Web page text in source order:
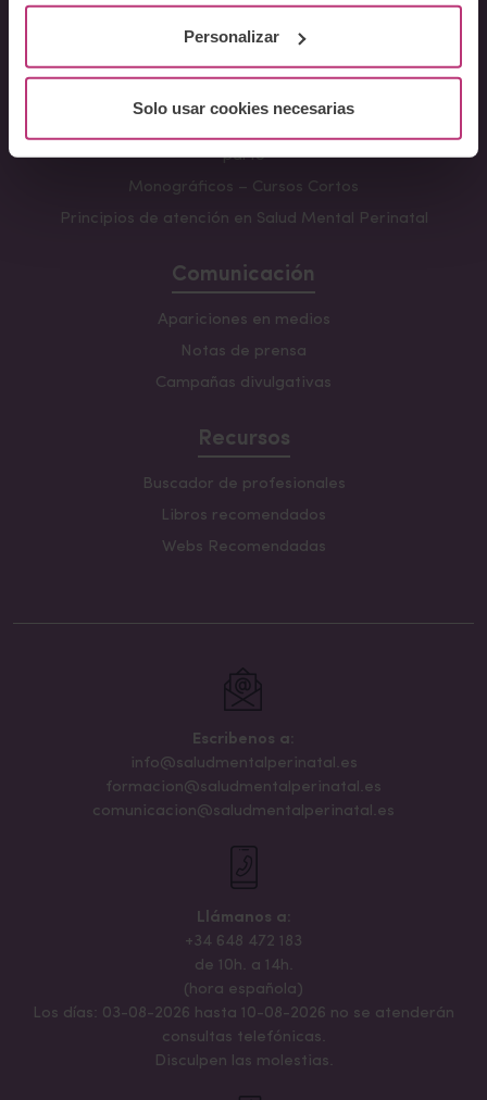
Personalizar
Solo usar cookies necesarias
Herramientas de Psicoterapia Perinatal
Psiquiatría perinatal
Lactancia y Salud Mental
La mirada perinatal en el ámbito social
Formación avanzada en acompañamiento y atención al
parto
Monográficos – Cursos Cortos
Principios de atención en Salud Mental Perinatal
Comunicación
Apariciones en medios
Notas de prensa
Campañas divulgativas
Recursos
Buscador de profesionales
Libros recomendados
Webs Recomendadas
Escribenos a:
info@saludmentalperinatal.es
formacion@saludmentalperinatal.es
comunicacion@saludmentalperinatal.es
Llámanos a:
+34 648 472 183
de 10h. a 14h.
(hora española)
Los días: 03-08-2026 hasta 10-08-2026 no se atenderán
consultas telefónicas.
Disculpen las molestias.